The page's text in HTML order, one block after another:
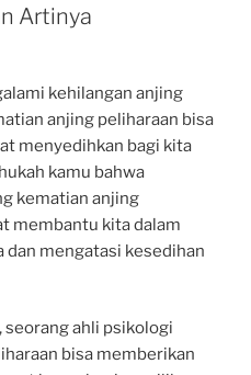
Artinya
kehilangan anjing
anjing peliharaan bisa
menyedihkan bagi kita
kamu bahwa
kematian anjing
membantu kita dalam
mengatasi kesedihan
seorang ahli psikologi
bisa memberikan